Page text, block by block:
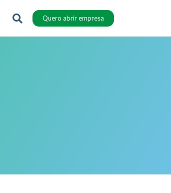
Quero abrir empresa